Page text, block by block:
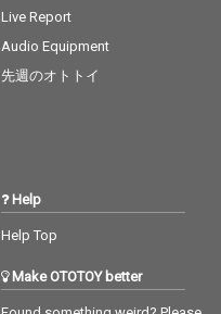
Live Report
Audio Equipment
先週のオトトイ
Help
Help Top
Make OTOTOY better